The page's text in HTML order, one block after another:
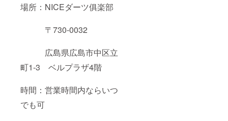
場所：NICEダーツ俱楽部
〒730-0032
広島県広島市中区立
町1-3 ベルプラザ4階
時間：営業時間内ならいつ
でも可